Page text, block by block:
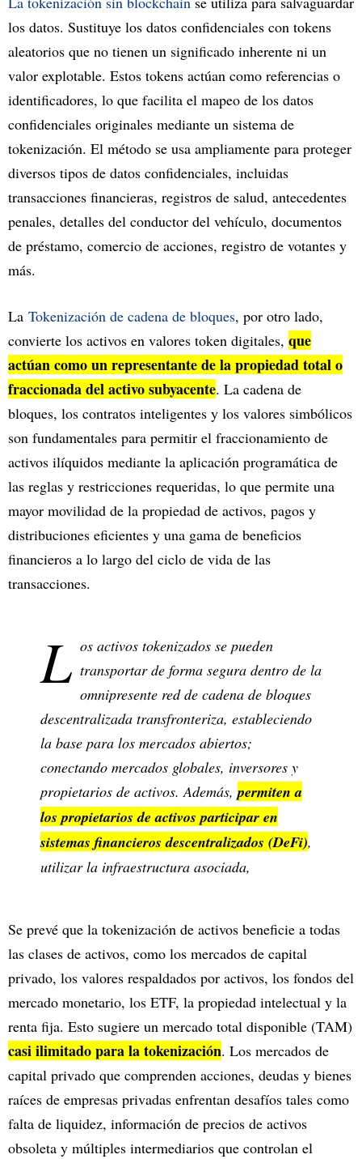
los datos. Sustituye los datos confidenciales con tokens
aleatorios que no tienen un significado inherente ni un
valor explotable. Estos tokens actúan como referencias o
identificadores, lo que facilita el mapeo de los datos
confidenciales originales mediante un sistema de
tokenización. El método se usa ampliamente para proteger
diversos tipos de datos confidenciales, incluidas
transacciones financieras, registros de salud, antecedentes
penales, detalles del conductor del vehículo, documentos
de préstamo, comercio de acciones, registro de votantes y
más.
La Tokenización de cadena de bloques, por otro lado,
convierte los activos en valores token digitales, que
actúan como un representante de la propiedad total o
fraccionada del activo subyacente. La cadena de
bloques, los contratos inteligentes y los valores simbólicos
son fundamentales para permitir el fraccionamiento de
activos ilíquidos mediante la aplicación programática de
las reglas y restricciones requeridas, lo que permite una
mayor movilidad de la propiedad de activos, pagos y
distribuciones eficientes y una gama de beneficios
financieros a lo largo del ciclo de vida de las
transacciones.
L os activos tokenizados se pueden
transportar de forma segura dentro de la
omnipresente red de cadena de bloques
descentralizada transfronteriza, estableciendo
la base para los mercados abiertos;
conectando mercados globales, inversores y
propietarios de activos. Además,permiten a
los propietarios de activos participar en
sistemas financieros descentralizados (DeFi),
utilizar la infraestructura asociada,
Se prevé que la tokenización de activos beneficie a todas
las clases de activos, como los mercados de capital
privado, los valores respaldados por activos, los fondos del
mercado monetario, los ETF, la propiedad intelectual y la
renta fija. Esto sugiere un mercado total disponible (TAM)
casi ilimitado para la tokenización. Los mercados de
capital privado que comprenden acciones, deudas y bienes
raíces de empresas privadas enfrentan desafíos tales como
falta de liquidez, información de precios de activos
obsoleta y múltiples intermediarios que controlan el